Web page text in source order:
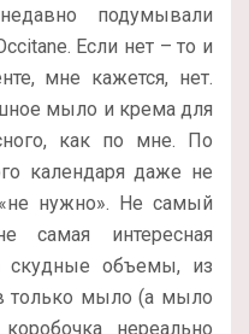
подумывали
Если нет – то и
мне кажется, нет.
мыло и крема для
как по мне. По
календаря даже не
нужно». Не самый
интересная
скудные объемы, из
только мыло (а мыло
нереально